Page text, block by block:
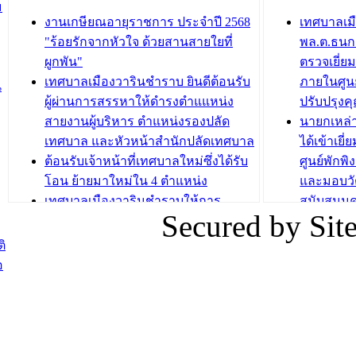
กองสวัสดิการสังคม เทศบาลเมือง
วารินชำราบ จัดโครงการอบรมอาชีพ
ระยะสั้น ประจำปี 2568 (หลักสูตรการ
ถักทอผลิตภัณฑ์จากถุงพลาสติก)
บทความ อื่นๆ ...
ถนนแก่เ
เด็กเล็ก
เทศบาลเ
ปรึกษาห
วัยของอ
บทความ อื่นๆ ...
งานเกษียณอายุราชการ ประจำปี 2568
"ร้อยรักจากหัวใจ ด้วยสานสายใยที่
ผูกพัน"
เทศบาลเมืองวารินชำราบ ยินดีต้อนรับ
ผู้ผ่านการสรรหาให้ดำรงตำแแหน่ง
สายงานผู้บริหาร ตำแหน่งรองปลัด
เทศบาล และหัวหน้าสำนักปลัดเทศบาล
ต้อนรับเจ้าหน้าที่เทศบาลใหม่ซึ่งได้รับ
โอน ย้ายมาใหม่ใน 4 ตำแหน่ง
เทศบาลเมืองวารินชำราบให้การ
ต้อนรับพนักงานเทศบาลผู้ผ่านการ
สรรหาให้ดำรงตำแหน่งสายงานผู้
เทศบาลเ
พล.ต.ธน
ตรวจเยี่ย
ภายในศู
ปรับปรุง
นายกเห
ได้เข้าเยี่
ศูนย์พักพิ
และมอบ
สนับสนุน
ภัยน้ำท่วม
ภาพบรร
Secured by